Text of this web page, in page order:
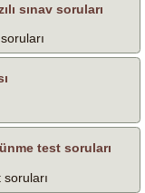
sınav soruları
test soruları